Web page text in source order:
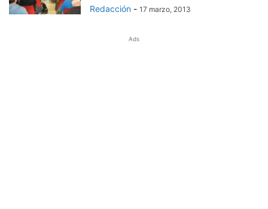
Redacción - 17 marzo, 2013
Ads